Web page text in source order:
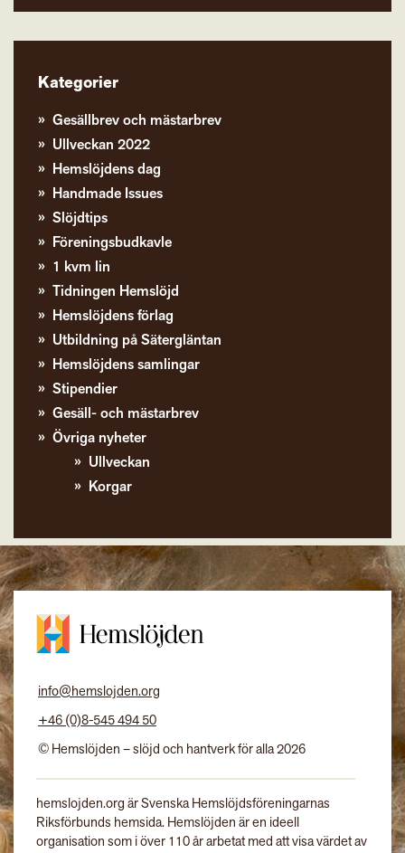
Kategorier
Gesällbrev och mästarbrev
Ullveckan 2022
Hemslöjdens dag
Handmade Issues
Slöjdtips
Föreningsbudkavle
1 kvm lin
Tidningen Hemslöjd
Hemslöjdens förlag
Utbildning på Sätergläntan
Hemslöjdens samlingar
Stipendier
Gesäll- och mästarbrev
Övriga nyheter
Ullveckan
Korgar
info@hemslojden.org
+46 (0)8-545 494 50
© Hemslöjden – slöjd och hantverk för alla 2026
hemslojden.org är Svenska Hemslöjdsföreningarnas
Riksförbunds hemsida. Hemslöjden är en ideell
organisation som i över 110 år arbetat med att visa värdet av